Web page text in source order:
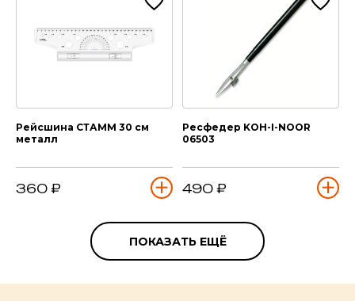
Рейсшина СТАММ 30 см
металл
360 ₽
Ресфедер KOH-I-NOOR
06503
490 ₽
ПОКАЗАТЬ ЕЩЁ